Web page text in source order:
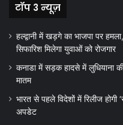
टॉप 3 न्यूज़
हल्द्वानी में खड़गे का भाजपा पर
सिफारिश मिलेगा युवाओं को रोजगार
कनाडा में सड़क हादसे में लुधियाना
मातम
भारत से पहले विदेशों में रिलीज होगी
अपडेट